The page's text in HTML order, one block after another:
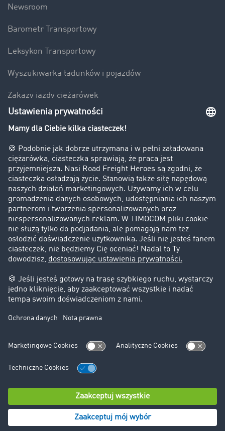
Newsroom
Barometr Transportowy
Leksykon Transportowy
Wyszukiwarka ładunków i pojazdów
Zakazy jazdy ciężarówek
Bezpieczeństwo
Firma
Historie sukcesu
Klienci pozyskują nowych klientów
Informacje prawne
Impressum
OWU
Ochrona danych
Ustawienia plików cookies
© TIMOCOM GmbH 2024. Wszystkie prawa zastrzeżone